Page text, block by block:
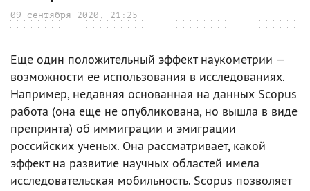
09 сентября 2020, 21:25
Еще один положительный эффект наукометрии —
возможности ее использования в исследованиях.
Например, недавняя основанная на данных Scopus
работа (она еще не опубликована, но вышла в виде
препринта) об иммиграции и эмиграции
российских ученых. Она рассматривает, какой
эффект на развитие научных областей имела
исследовательская мобильность. Scopus позволяет